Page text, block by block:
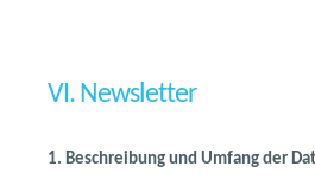
VI. Newsletter
1. Beschreibung und Umfang der